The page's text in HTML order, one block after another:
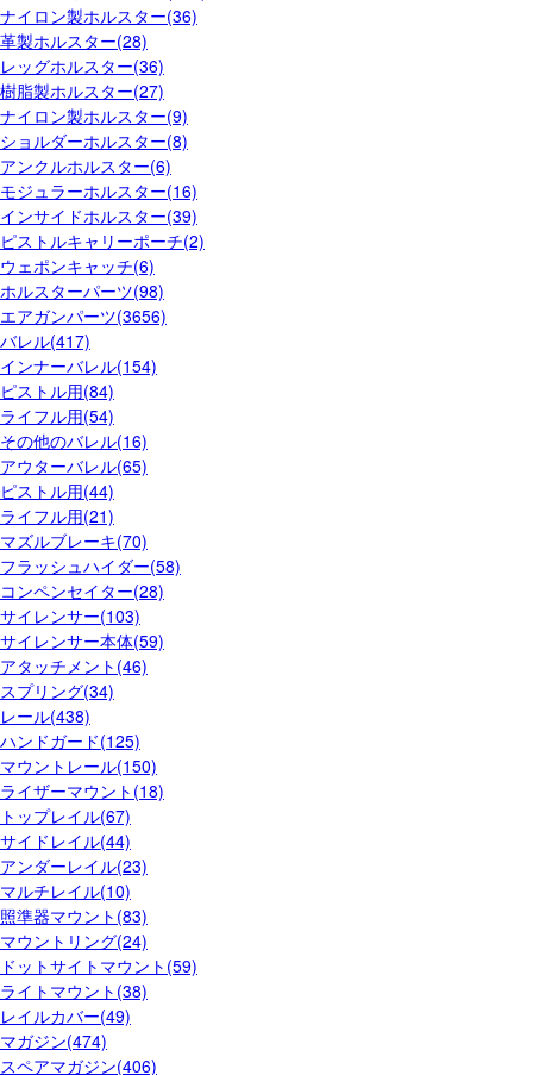
ナイロン製ホルスター(36)
革製ホルスター(28)
レッグホルスター(36)
樹脂製ホルスター(27)
ナイロン製ホルスター(9)
ショルダーホルスター(8)
アンクルホルスター(6)
モジュラーホルスター(16)
インサイドホルスター(39)
ピストルキャリーポーチ(2)
ウェポンキャッチ(6)
ホルスターパーツ(98)
エアガンパーツ(3656)
バレル(417)
インナーバレル(154)
ピストル用(84)
ライフル用(54)
その他のバレル(16)
アウターバレル(65)
ピストル用(44)
ライフル用(21)
マズルブレーキ(70)
フラッシュハイダー(58)
コンペンセイター(28)
サイレンサー(103)
サイレンサー本体(59)
アタッチメント(46)
スプリング(34)
レール(438)
ハンドガード(125)
マウントレール(150)
ライザーマウント(18)
トップレイル(67)
サイドレイル(44)
アンダーレイル(23)
マルチレイル(10)
照準器マウント(83)
マウントリング(24)
ドットサイトマウント(59)
ライトマウント(38)
レイルカバー(49)
マガジン(474)
スペアマガジン(406)